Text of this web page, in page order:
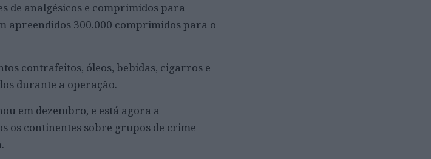
de analgésicos e comprimidos para
apreendidos 300.000 comprimidos para o
contrafeitos, óleos, bebidas, cigarros e
durante a operação.
em dezembro, e está agora a
os continentes sobre grupos de crime